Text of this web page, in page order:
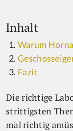
Inhalt
Warum
Fazit
Die richtige
strittigsten
mal richtig